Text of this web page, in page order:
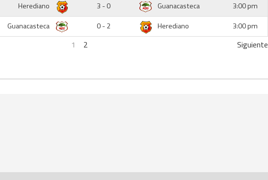
Herediano 3 - 0 Guanacasteca
3:00 pm
Guanacasteca 0 - 2 Herediano 3:00 pm
1 2 Siguiente